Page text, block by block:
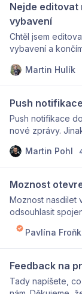
Nejde editovat
vybavení
Chtěl jsem
vybavení a
vibecodingovaný,
Martin Hulík
Push notifikace
Push notifikace
nové zprávy.
případně i ten
Martin Pohl
Moznost
Moznost nasdilet
odsouhlasit
maji podminky
strankach
Pavlína
Feedback na
Tady napíšete,